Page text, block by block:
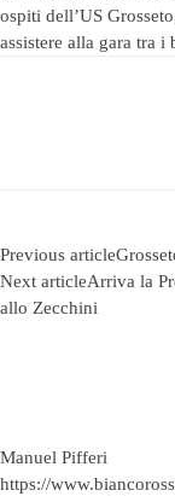
ospiti dell’US
assistere alla gara tra
Previous article
Next articleArriva la
allo Zecchini
Manuel Pifferi
https://